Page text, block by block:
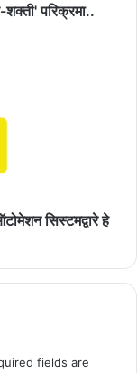
परिक्रमा..
सिस्टमद्वारे हे
fields are